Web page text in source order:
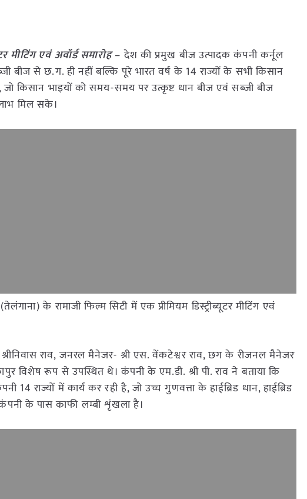
मीटिंग एवं अवॉर्ड समारोह– देश की प्रमुख बीज उत्पादक कंपनी कर्नूल
बीज से छ.ग. ही नहीं बल्कि पूरे भारत वर्ष के 14 राज्यों के सभी किसान
किसान भाइयों को समय-समय पर उत्कृष्ट धान बीज एवं सब्जी बीज
मिल सके।
के रामाजी फिल्म सिटी में एक प्रीमियम डिस्ट्रीब्यूटर मीटिंग एवं
राव, जनरल मैनेजर- श्री एस. वेंकटेश्वर राव, छग के रीजनल मैनेजर
विशेष रूप से उपस्थित थे। कंपनी के एम.डी. श्री पी. राव ने बताया कि
14 राज्यों में कार्य कर रही है, जो उच्च गुणवत्ता के हाईब्रिड धान, हाईब्रिड
के पास काफी लम्बी शृंखला है।